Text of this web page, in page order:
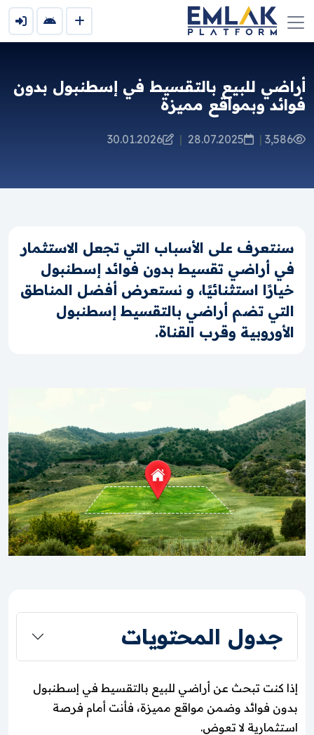
أراضي للبيع بالتقسيط في إسطنبول بدون
فوائد وبمواقع مميزة
3,586
|
28.07.2025
|
30.01.2026
سنتعرف على الأسباب التي تجعل الاستثمار
في أراضي تقسيط بدون فوائد إسطنبول
خيارًا استثنائيًا، و نستعرض أفضل المناطق
التي تضم أراضي بالتقسيط إسطنبول
الأوروبية وقرب القناة.
جدول المحتويات
إذا كنت تبحث عن أراضي للبيع بالتقسيط في إسطنبول
بدون فوائد وضمن مواقع مميزة، فأنت أمام فرصة
استثمارية لا تعوض.